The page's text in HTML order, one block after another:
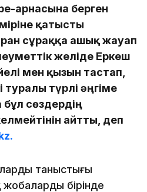
арнасына берген
қатысты
сұраққа ашық жауап
желіде Еркеш
мен қызын тастап,
туралы түрлі әңгіме
бұл сөздердің
айтты, деп
таныстығы
бірінде